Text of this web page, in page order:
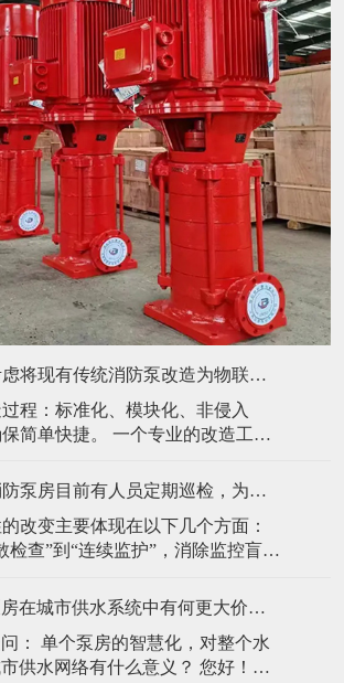
如果考虑将现有传统消防泵改造为物联网系统，过程复杂吗？是否会影响正常消防功能？后续的数据安全和系统运维由谁负责？
过程：标准化、模块化、非侵入
简单快捷。 一个专业的改造工程
消防泵控制柜核心控制逻辑和线
智能传感层： 在关键点位（如配电
水泵电机、出水总管等）加装独
我们消防泵房目前有人员定期巡检，为什么还需要投入成本升级为物联网消防泵？这能带来哪些实质性的改变？
改变主要体现在以下几个方面：
检查”到“连续监护”，消除监控盲
是7×24小时存在的。在巡检间隔
柜元器件故障等隐患无法被察
网消防泵通过传感器对电流、电
智慧泵房在城市供水系统中有何更大价值？—— 从“单元节点”到“系统智慧”的视角
： 单个泵房的智慧化，对整个水
水网络有什么意义？ 您好！这